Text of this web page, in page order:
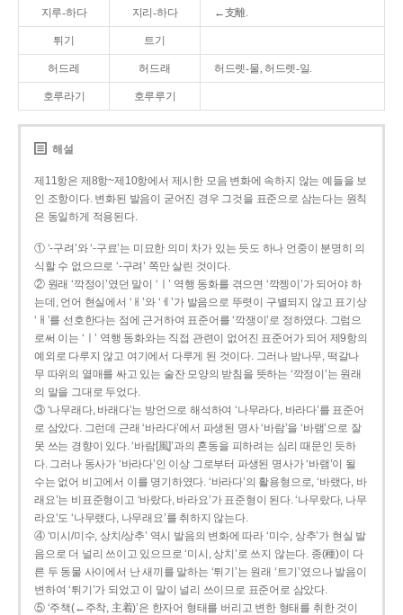
지루-하다 지리-하다 ←支離.
튀기 트기
허드레 허드래 허드렛-물, 허드렛-일.
호루라기 호루루기
해설
제11항은 제8항~제10항에서 제시한 모음 변화에 속하지 않는 예들을 보
인 조항이다. 변화된 발음이 굳어진 경우 그것을 표준으로 삼는다는 원칙
은 동일하게 적용된다.
① ‘-구려’와 ‘-구료’는 미묘한 의미 차가 있는 듯도 하나 언중이 분명히 의
식할 수 없으므로 ‘-구려’ 쪽만 살린 것이다.
② 원래 ‘깍정이’였던 말이 ‘ㅣ’ 역행 동화를 겪으면 ‘깍젱이’가 되어야 하
는데, 언어 현실에서 ‘ㅐ’와 ‘ㅔ’가 발음으로 뚜렷이 구별되지 않고 표기상
‘ㅐ’를 선호한다는 점에 근거하여 표준어를 ‘깍쟁이’로 정하였다. 그럼으
로써 이는 ‘ㅣ’ 역행 동화와는 직접 관련이 없어진 표준어가 되어 제9항의
예외로 다루지 않고 여기에서 다루게 된 것이다. 그러나 밤나무, 떡갈나
무 따위의 열매를 싸고 있는 술잔 모양의 받침을 뜻하는 ‘깍정이’는 원래
의 말을 그대로 두었다.
③ ‘나무래다, 바래다’는 방언으로 해석하여 ‘나무라다, 바라다’를 표준어
로 삼았다. 그런데 근래 ‘바라다’에서 파생된 명사 ‘바람’을 ‘바램’으로 잘
못 쓰는 경향이 있다. ‘바람[風]’과의 혼동을 피하려는 심리 때문인 듯하
다. 그러나 동사가 ‘바라다’인 이상 그로부터 파생된 명사가 ‘바램’이 될
수는 없어 비고에서 이를 명기하였다. ‘바라다’의 활용형으로, ‘바랬다, 바
래요’는 비표준형이고 ‘바랐다, 바라요’가 표준형이 된다. ‘나무랐다, 나무
라요’도 ‘나무랬다, 나무래요’를 취하지 않는다.
④ ‘미시/미수, 상치/상추’ 역시 발음의 변화에 따라 ‘미수, 상추’가 현실 발
음으로 더 널리 쓰이고 있으므로 ‘미시, 상치’로 쓰지 않는다. 종(種)이 다
른 두 동물 사이에서 난 새끼를 말하는 ‘튀기’는 원래 ‘트기’였으나 발음이
변하여 ‘튀기’가 되었고 이 말이 널리 쓰이므로 표준어로 삼았다.
⑤ ‘주책(←주착, 主着)’은 한자어 형태를 버리고 변한 형태를 취한 것이